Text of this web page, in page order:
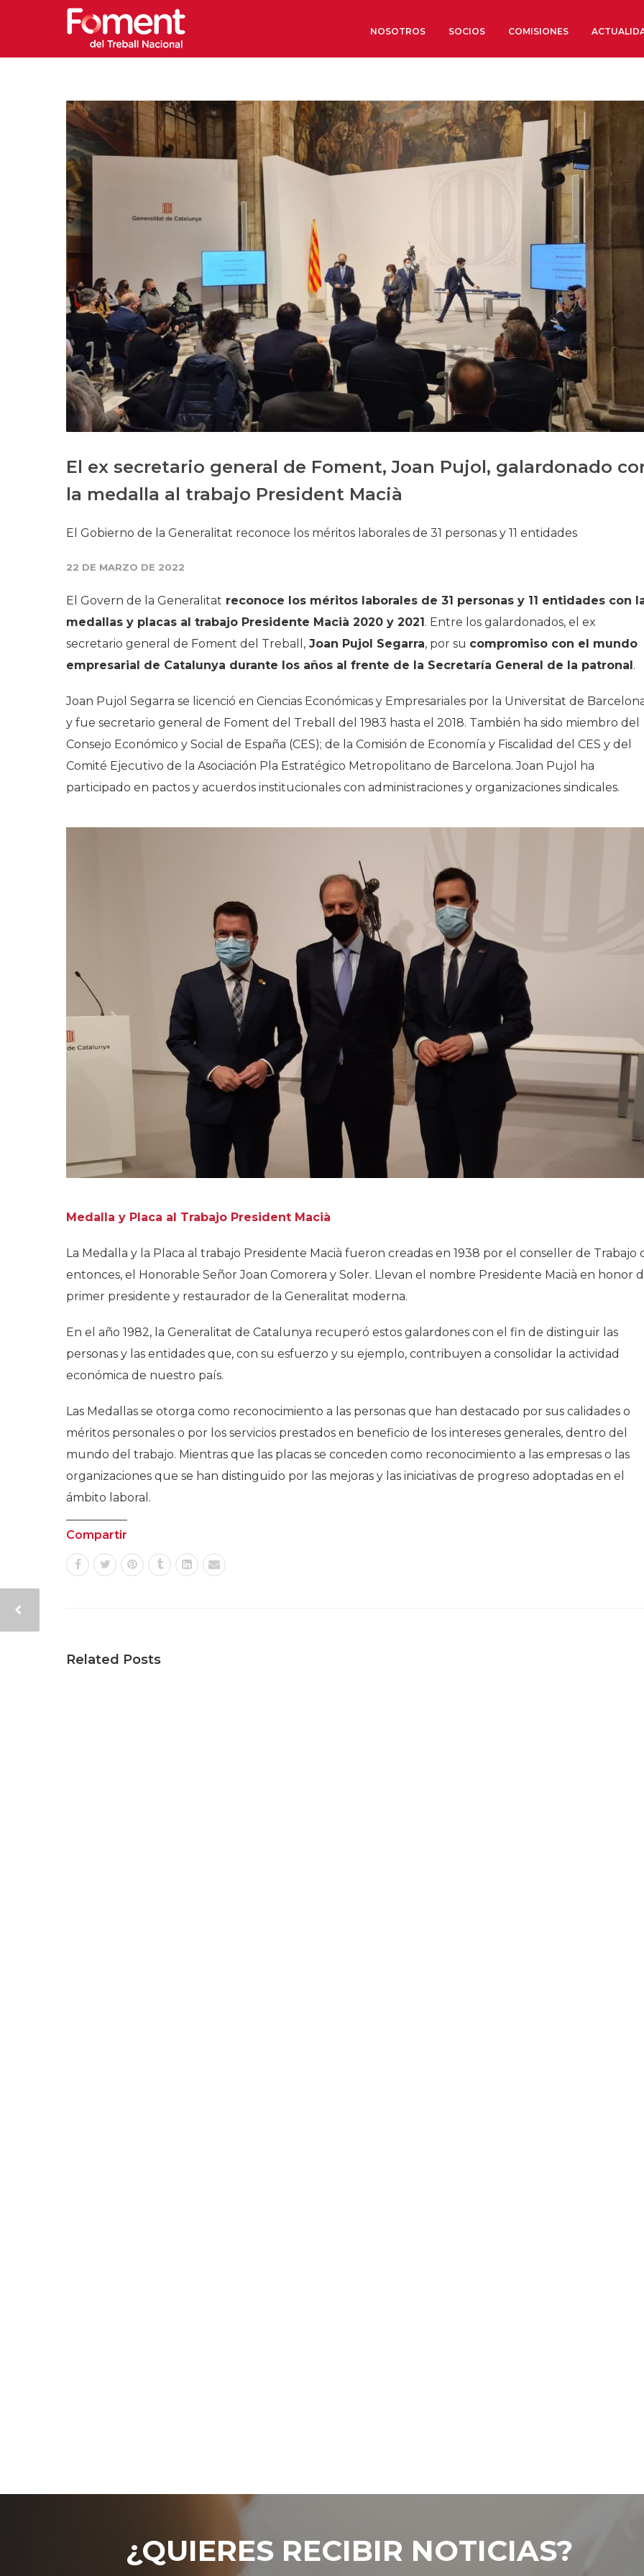
NOSOTROS
Órganos de Gobierno
Órganos Consultivos
Estructura Ejecutiva
Institut d’Estudis Estratègics
Sociedad Barcelonesa de
Económicos y Sociales
Organizaciones territoriales
Conoce más
Historia
Galería de Presidentes
Biblioteca Archivo
Sede Social
SOCIOS COMISIONES
El ex secretario general de Foment, Joan Pujol, galardonado
la medalla al trabajo President Macià
El Gobierno de la Generalitat reconoce los méritos laborales de 31 personas y 11 entidades
22 DE MARZO DE 2022
El Govern de la Generalitat reconoce los méritos laborales de 31 personas y 11 entidades con
medallas y placas al trabajo Presidente Macià 2020 y 2021. Entre los galardonados, el ex
secretario general de Foment del Treball, Joan Pujol Segarra, por su compromiso con el mundo
empresarial de Catalunya durante los años al frente de la Secretaría General de la patronal.
Joan Pujol Segarra se licenció en Ciencias Económicas y Empresariales por la Universitat de
y fue secretario general de Foment del Treball del 1983 hasta el 2018. También ha sido miembro del
Consejo Económico y Social de España (CES); de la Comisión de Economía y Fiscalidad del CES y del
Comité Ejecutivo de la Asociación Pla Estratégico Metropolitano de Barcelona. Joan Pujol ha
participado en pactos y acuerdos institucionales con administraciones y organizaciones sindicales.
Medalla y Placa al Trabajo President Macià
La Medalla y la Placa al trabajo Presidente Macià fueron creadas en 1938 por el conseller de Trabajo
entonces, el Honorable Señor Joan Comorera y Soler. Llevan el nombre Presidente Macià en honor
primer presidente y restaurador de la Generalitat moderna.
En el año 1982, la Generalitat de Catalunya recuperó estos galardones con el fin de distinguir las
personas y las entidades que, con su esfuerzo y su ejemplo, contribuyen a consolidar la actividad
económica de nuestro país.
Las Medallas se otorga como reconocimiento a las personas que han destacado por sus calidades o
méritos personales o por los servicios prestados en beneficio de los intereses generales, dentro del
mundo del trabajo. Mientras que las placas se conceden como reconocimiento a las empresas o las
organizaciones que se han distinguido por las mejoras y las iniciativas de progreso adoptadas en el
ámbito laboral.
Compartir
Related Posts
¿QUIERES RECIBIR NOTICIAS?